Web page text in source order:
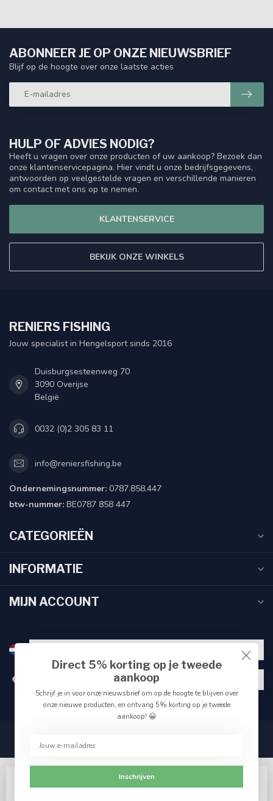
HULP OF ADVIES NODIG?
Heeft u vragen over onze producten of uw aankoop? Bezoek dan
onze klantenservicepagina. Hier vindt u onze bedrijfsgegevens,
antwoorden op veelgestelde vragen en verschillende manieren
om contact met ons op te nemen.
KLANTENSERVICE
BEKIJK ONZE WINKELS
ABONNEER JE OP ONZE NIEUWSBRIEF
Blijf op de hoogte over onze laatste acties
RENIERS FISHING
Jouw specialist in Hengelsport sinds 2016
Duisburgsesteenweg 70
3090 Overijse
België
0032 (0)2 305 83 11
info@reniersfishing.be
Ondernemingsnummer: 0787.858.447
btw-nummer: BE0787 858 447
CATEGORIEËN
INFORMATIE
MIJN ACCOUNT
€
Wij slaan cookies op om onze website te verbeteren.
Direct 5% korting op je tweede
aankoop
Schrijf je in voor onze nieuwsbrief om op de hoogte te blijven over
onze nieuwe producten, en ontvang 5% korting op je tweede
aankoop! 😀
Inschrijven